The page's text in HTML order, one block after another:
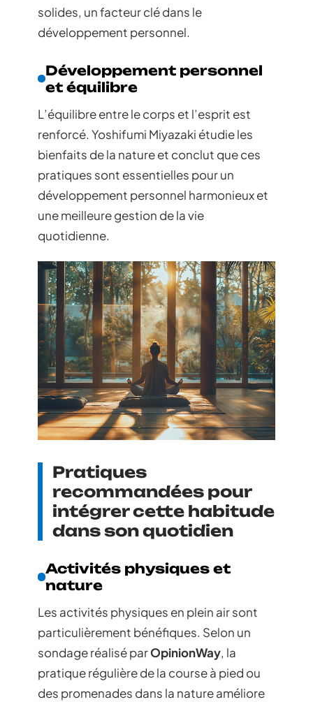
solides, un facteur clé dans le
développement personnel.
Développement personnel
et équilibre
L’équilibre entre le corps et l’esprit est
renforcé. Yoshifumi Miyazaki étudie les
bienfaits de la nature et conclut que ces
pratiques sont essentielles pour un
développement personnel harmonieux et
une meilleure gestion de la vie
quotidienne.
Pratiques
recommandées pour
intégrer cette habitude
dans son quotidien
Activités physiques et
nature
Les activités physiques en plein air sont
particulièrement bénéfiques. Selon un
sondage réalisé parOpinionWay, la
pratique régulière de la course à pied ou
des promenades dans la nature améliore